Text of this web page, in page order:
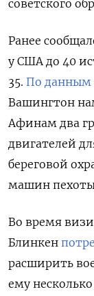
советского
Ранее
у США до 40
35. По данным
Вашингтон
Афинам два
двигателей
береговой
машин
Во время
Блинкен
расширить
ему